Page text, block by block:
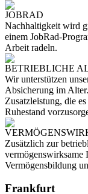
JOBRAD
Nachhaltigkeit wird
einem JobRad-
Arbeit radeln.
BETRIEBLICHE
Wir unterstützen
Absicherung im
Zusatzleistung, die
Ruhestand
Zusätzlich zur
vermögenswirksame
Vermögensbildung
Frankfurt